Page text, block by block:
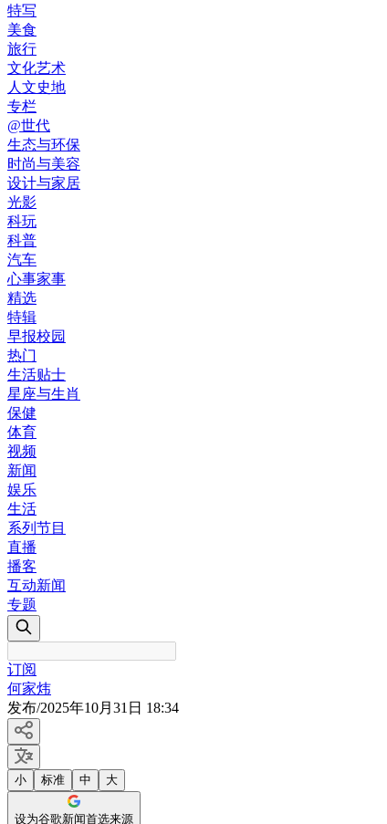
特写
美食
旅行
文化艺术
人文史地
专栏
@世代
生态与环保
时尚与美容
设计与家居
光影
科玩
科普
汽车
心事家事
精选
特辑
早报校园
热门
生活贴士
星座与生肖
保健
体育
视频
新闻
娱乐
生活
系列节目
直播
播客
互动新闻
专题
订阅
何家炜
发布/2025年10月31日 18:34
小 标准 中 大
设为谷歌新闻首选来源